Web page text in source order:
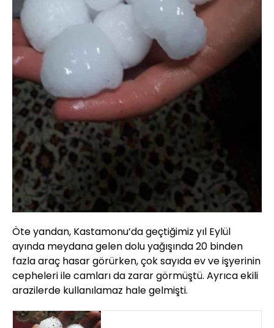
Öte yandan, Kastamonu’da geçtiğimiz yıl Eylül
ayında meydana gelen dolu yağışında 20 binden
fazla araç hasar görürken, çok sayıda ev ve işyerinin
cepheleri ile camları da zarar görmüştü. Ayrıca ekili
arazilerde kullanılamaz hale gelmişti.